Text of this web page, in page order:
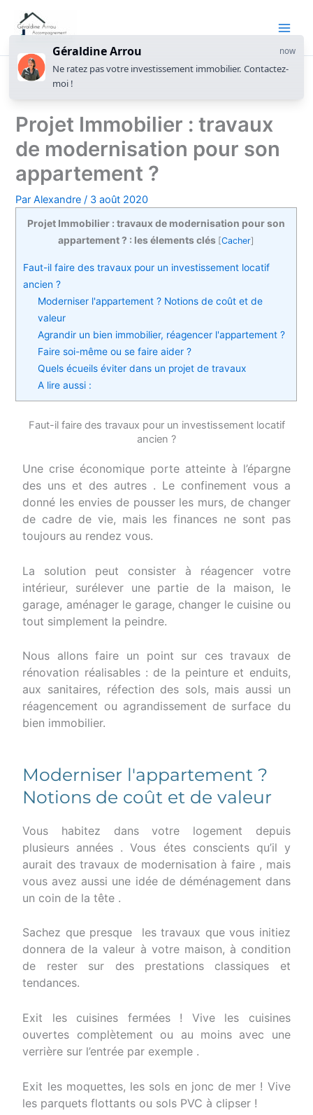
Projet Immobilier : travaux
de modernisation pour son
appartement ?
ParAlexandre/ 3 août 2020
Projet Immobilier : travaux de modernisation pour son
appartement ? : les élements clés [Cacher]
Faut-il faire des travaux pour un investissement locatif
ancien ?
Moderniser l'appartement ? Notions de coût et de
valeur
Agrandir un bien immobilier, réagencer l'appartement ?
Faire soi-même ou se faire aider ?
Quels écueils éviter dans un projet de travaux
A lire aussi :
Faut-il faire des travaux pour un investissement locatif
ancien ?
Une crise économique porte atteinte à l’épargne
des uns et des autres . Le confinement vous a
donné les envies de pousser les murs, de changer
de cadre de vie, mais les finances ne sont pas
toujours au rendez vous.
La solution peut consister à réagencer votre
intérieur, surélever une partie de la maison, le
garage, aménager le garage, changer le cuisine ou
tout simplement la peindre.
Nous allons faire un point sur ces travaux de
rénovation réalisables : de la peinture et enduits,
aux sanitaires, réfection des sols, mais aussi un
réagencement ou agrandissement de surface du
bien immobilier.
Moderniser l'appartement ?
Notions de coût et de valeur
Vous habitez dans votre logement depuis
plusieurs années . Vous étes conscients qu’il y
aurait des travaux de modernisation à faire , mais
vous avez aussi une idée de déménagement dans
un coin de la tête .
Sachez que presque les travaux que vous initiez
donnera de la valeur à votre maison, à condition
de rester sur des prestations classiques et
tendances.
Exit les cuisines fermées ! Vive les cuisines
ouvertes complètement ou au moins avec une
verrière sur l’entrée par exemple .
Exit les moquettes, les sols en jonc de mer ! Vive
les parquets flottants ou sols PVC à clipser !
Géraldine Arrou now
Ne ratez pas votre investissement immobilier. Contactez-
moi !